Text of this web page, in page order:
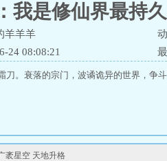
我是修仙界最持
羊羊羊
24 08:08:21
刀。衰落的宗门，波谲诡异的世界，争
袤星空 天地升格